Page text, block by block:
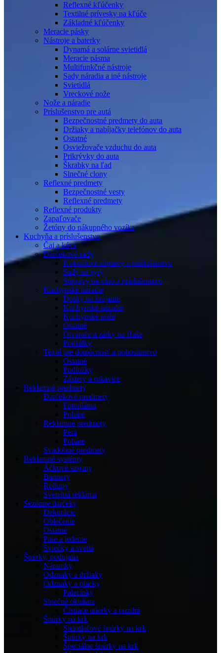
Reflexné kľúčenky
Textilné prívesky na kľúče
Základné kľúčenky
Meracie pásky
Nástroje a baterky
Dynamá a solárne svietidlá
Meracie pásma
Multifunkčné nástroje
Sady náradia a iné nástroje
Svietidlá
Vreckové nože
Nože a náradie
Príslušenstvo pre autá
Bezpečnostné predmety do auta
Držiaky a nabíjačky telefónov do auta
Ostatné
Osviežovače vzduchu do auta
Prikrývky do auta
Škrabky na ľad
Slnečné clony
Reflexné predmety
Bezpečnostné vesty
Reflexné predmety
Reflexné produkty
Zapaľovače
Žetóny do nákupného vozíka
Kuchyňa a príslušenstvo
Čaj a káva
Darčekové sady
Koktailové súpravy a príslušenstvo
Sady na syry
Súpravy na víno a príslušenstvo
Kuchynské náradie
Dosky na krájanie
Kuchynské náradie
Kuchynské nože
Ostatné
Otvárače a zátky na fľaše
Podšálky
Textil pre domácnosť a pohostinstvo
Ostatné
Podložky
Zástery a rukavice
Reklamné predmety
Darčekové predmety
Fotoplátna
Poháre
Reklamné predmety
Perá
Poháre
Svadobné predmety
Reklamné systémy
Áčkové stojany
Bannery
Rollupy
Svetelná reklama
Sezónne darčeky
Dekorácie
Oblečenie
Ostatné
Pitie a jedenie
Sviečky a svetlá
Šnúrky, podujatia
Náramky
Odznaky a držiaky
Odznaky a placky
Palacinky
Slnečné okuliare
Čistiace utierky a puzdrá
Šnúrky na krk
Sietotlačové šnúrky na krk
Šnúrky na krk
Špeciálne šnúrky na krk